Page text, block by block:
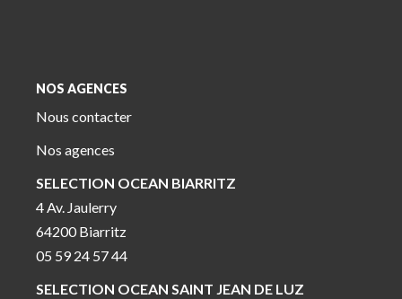
NOS AGENCES
Nous contacter
Nos agences
SELECTION OCEAN BIARRITZ
4 Av. Jaulerry
64200 Biarritz
05 59 24 57 44
SELECTION OCEAN SAINT JEAN DE LUZ